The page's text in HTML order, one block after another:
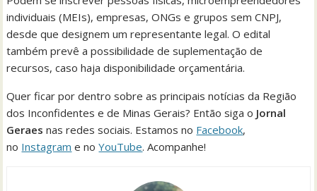
individuais (MEIs), empresas, ONGs e grupos sem CNPJ,
desde que designem um representante legal. O edital
também prevê a possibilidade de suplementação de
recursos, caso haja disponibilidade orçamentária.
Quer ficar por dentro sobre as principais notícias da Região
dos Inconfidentes e de Minas Gerais? Então siga o Jornal
Geraesnas redes sociais. Estamos no Facebook,
no Instagram e noYouTube. Acompanhe!